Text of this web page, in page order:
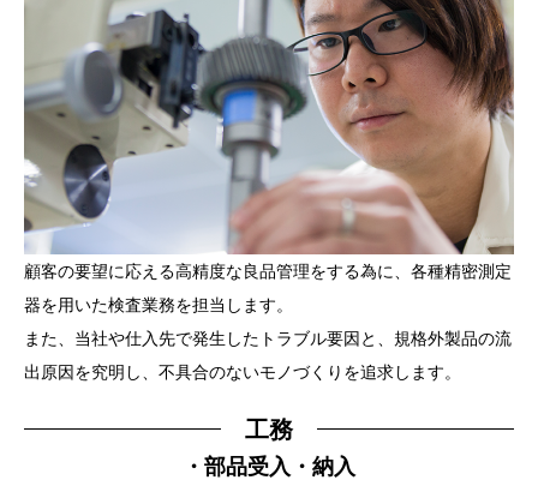
顧客の要望に応える高精度な良品管理をする為に、各種精密測定
器を用いた検査業務を担当します。
また、当社や仕入先で発生したトラブル要因と、規格外製品の流
出原因を究明し、不具合のないモノづくりを追求します。
工務
・部品受入・納入